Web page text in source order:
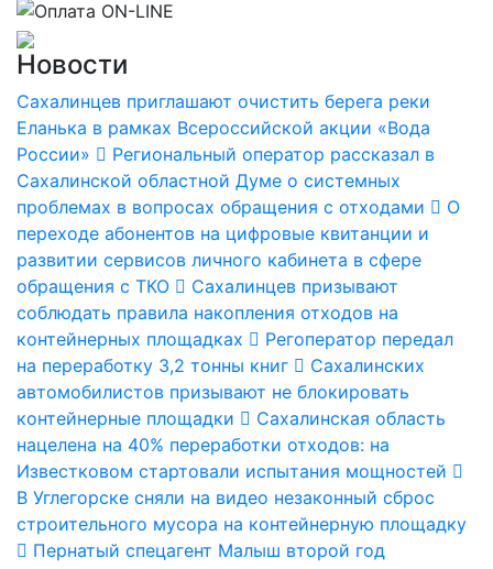
Новости
Сахалинцев приглашают очистить берега реки
Еланька в рамках Всероссийской акции «Вода
России»
Региональный оператор рассказал в
Сахалинской областной Думе о системных
проблемах в вопросах обращения с отходами
О
переходе абонентов на цифровые квитанции и
развитии сервисов личного кабинета в сфере
обращения с ТКО
Сахалинцев призывают
соблюдать правила накопления отходов на
контейнерных площадках
Регоператор передал
на переработку 3,2 тонны книг
Сахалинских
автомобилистов призывают не блокировать
контейнерные площадки
Сахалинская область
нацелена на 40% переработки отходов: на
Известковом стартовали испытания мощностей
В Углегорске сняли на видео незаконный сброс
строительного мусора на контейнерную площадку
Пернатый спецагент Малыш второй год